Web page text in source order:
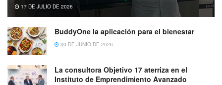
17 DE JULIO DE 2026
BuddyOne la aplicación para el bienestar
30 DE JUNIO DE 2026
La consultora Objetivo 17 aterriza en el
Instituto de Emprendimiento Avanzado